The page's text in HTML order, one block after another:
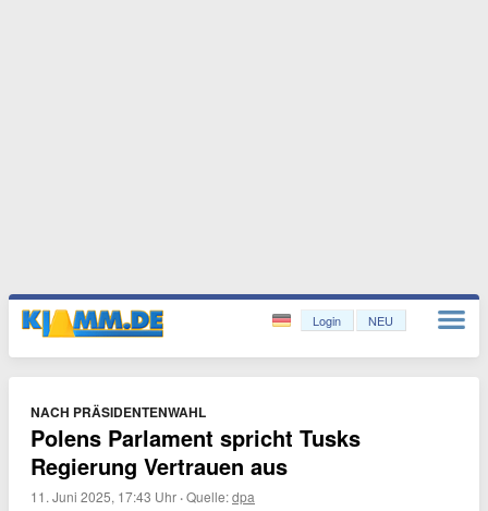
Login NEU
NACH PRÄSIDENTENWAHL
Polens Parlament spricht Tusks
Regierung Vertrauen aus
11. Juni 2025, 17:43 Uhr ·Quelle:dpa